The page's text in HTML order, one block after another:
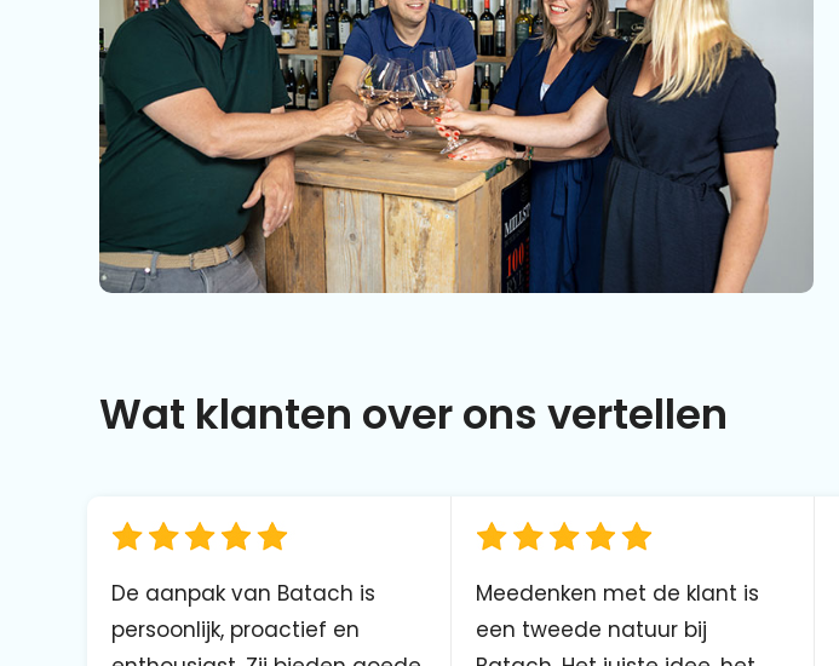
Wat klanten over ons vertellen
De aanpak van Batach is
persoonlijk, proactief en
Meedenken met de klant is
een tweede natuur bij